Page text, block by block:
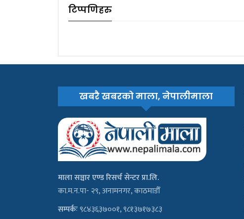
टिप्पणिहरु
खबरै खबरको माला, नेपालीमाला
माला सञ्चार एण्ड रिसर्च सेन्टर प्रा.लि.
का.म.न.पा- २९, अनामनगर, काठमाडौँ
सम्पर्कः९८४३६३७००१, ९८१३७१७३८३